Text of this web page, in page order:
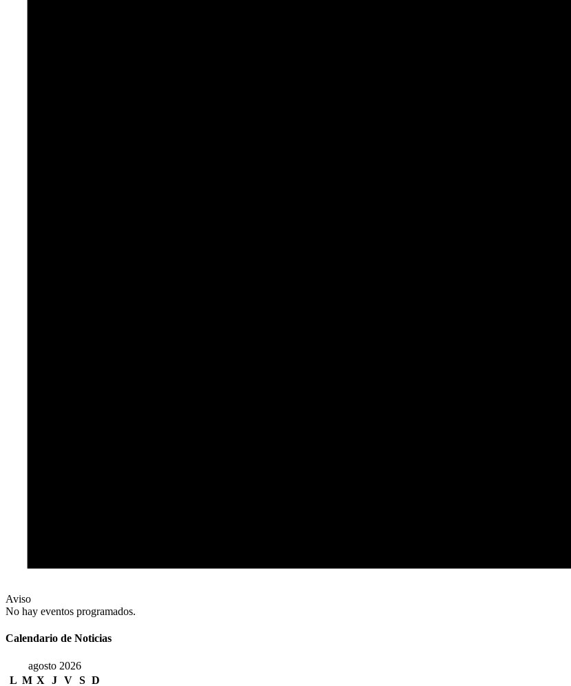
Aviso
No hay eventos programados.
Calendario de Noticias
agosto 2026
L M X J V S D